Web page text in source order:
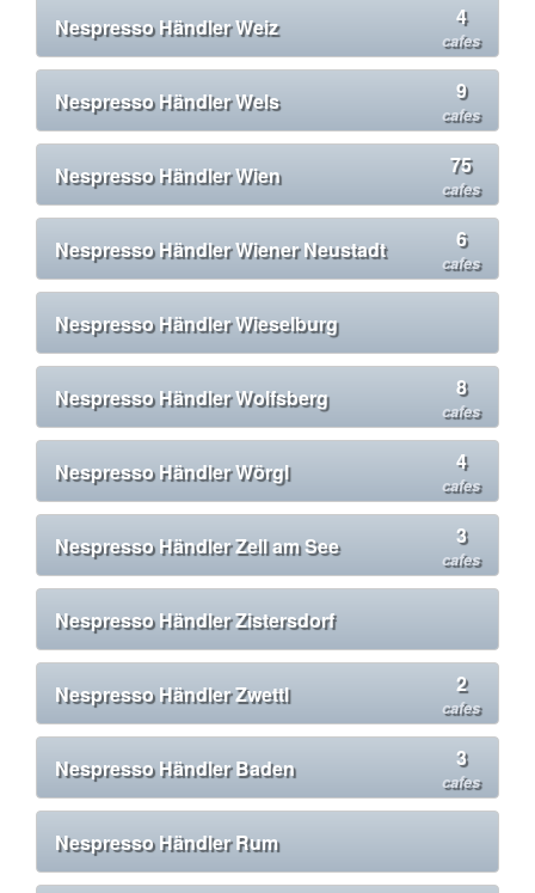
Nespresso Händler Weiz 4
cafes
Nespresso Händler Wels 9
cafes
Nespresso Händler Wien 75
cafes
Nespresso Händler Wiener Neustadt 6
cafes
Nespresso Händler Wieselburg
Nespresso Händler Wolfsberg 8
cafes
Nespresso Händler Wörgl 4
cafes
Nespresso Händler Zell am See 3
cafes
Nespresso Händler Zistersdorf
Nespresso Händler Zwettl 2
cafes
Nespresso Händler Baden 3
cafes
Nespresso Händler Rum